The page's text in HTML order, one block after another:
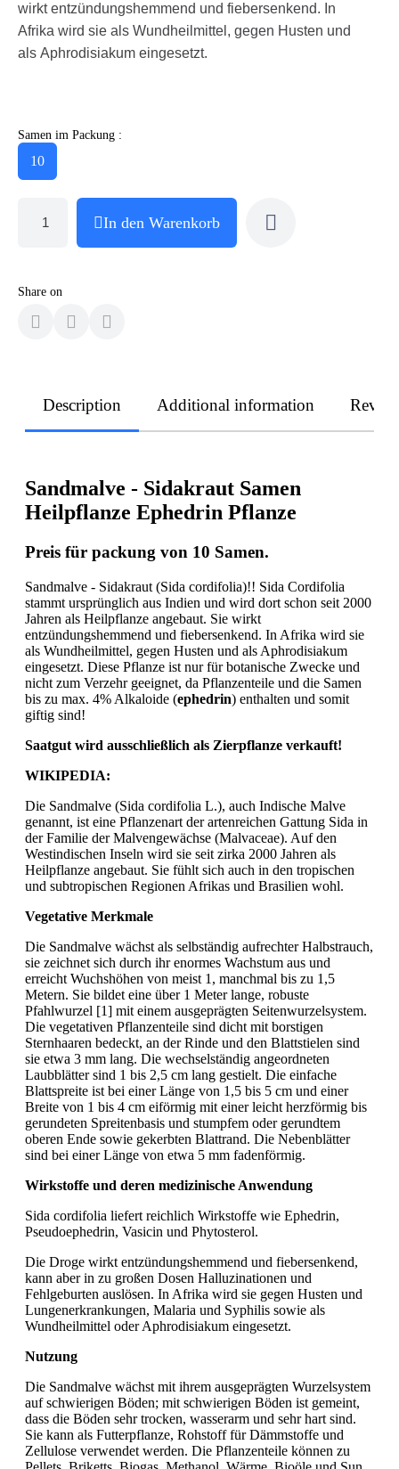
wirkt entzündungshemmend und fiebersenkend. In
Afrika wird sie als Wundheilmittel, gegen Husten und
als Aphrodisiakum eingesetzt.
Samen im Packung :
10
In den Warenkorb
Share on
Description Additional information
Sandmalve - Sidakraut Samen
Heilpflanze Ephedrin Pflanze
Preis für packung von 10 Samen.
Sandmalve - Sidakraut (Sida cordifolia)!! Sida Cordifolia
stammt ursprünglich aus Indien und wird dort schon seit 2000
Jahren als Heilpflanze angebaut. Sie wirkt
entzündungshemmend und fiebersenkend. In Afrika wird sie
als Wundheilmittel, gegen Husten und als Aphrodisiakum
eingesetzt. Diese Pflanze ist nur für botanische Zwecke und
nicht zum Verzehr geeignet, da Pflanzenteile und die Samen
bis zu max. 4% Alkaloide (ephedrin) enthalten und somit
giftig sind!
Saatgut wird ausschließlich als Zierpflanze verkauft!
WIKIPEDIA:
Die Sandmalve (Sida cordifolia L.), auch Indische Malve
genannt, ist eine Pflanzenart der artenreichen Gattung Sida in
der Familie der Malvengewächse (Malvaceae). Auf den
Westindischen Inseln wird sie seit zirka 2000 Jahren als
Heilpflanze angebaut. Sie fühlt sich auch in den tropischen
und subtropischen Regionen Afrikas und Brasilien wohl.
Vegetative Merkmale
Die Sandmalve wächst als selbständig aufrechter Halbstrauch,
sie zeichnet sich durch ihr enormes Wachstum aus und
erreicht Wuchshöhen von meist 1, manchmal bis zu 1,5
Metern. Sie bildet eine über 1 Meter lange, robuste
Pfahlwurzel [1] mit einem ausgeprägten Seitenwurzelsystem.
Die vegetativen Pflanzenteile sind dicht mit borstigen
Sternhaaren bedeckt, an der Rinde und den Blattstielen sind
sie etwa 3 mm lang. Die wechselständig angeordneten
Laubblätter sind 1 bis 2,5 cm lang gestielt. Die einfache
Blattspreite ist bei einer Länge von 1,5 bis 5 cm und einer
Breite von 1 bis 4 cm eiförmig mit einer leicht herzförmig bis
gerundeten Spreitenbasis und stumpfem oder gerundtem
oberen Ende sowie gekerbten Blattrand. Die Nebenblätter
sind bei einer Länge von etwa 5 mm fadenförmig.
Wirkstoffe und deren medizinische Anwendung
Sida cordifolia liefert reichlich Wirkstoffe wie Ephedrin,
Pseudoephedrin, Vasicin und Phytosterol.
Die Droge wirkt entzündungshemmend und fiebersenkend,
kann aber in zu großen Dosen Halluzinationen und
Fehlgeburten auslösen. In Afrika wird sie gegen Husten und
Lungenerkrankungen, Malaria und Syphilis sowie als
Wundheilmittel oder Aphrodisiakum eingesetzt.
Nutzung
Die Sandmalve wächst mit ihrem ausgeprägten Wurzelsystem
auf schwierigen Böden; mit schwierigen Böden ist gemeint,
dass die Böden sehr trocken, wasserarm und sehr hart sind.
Sie kann als Futterpflanze, Rohstoff für Dämmstoffe und
Zellulose verwendet werden. Die Pflanzenteile können zu